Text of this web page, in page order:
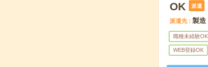
OK
派遣
派遣先 製造
職種未経験OK
WEB登録OK